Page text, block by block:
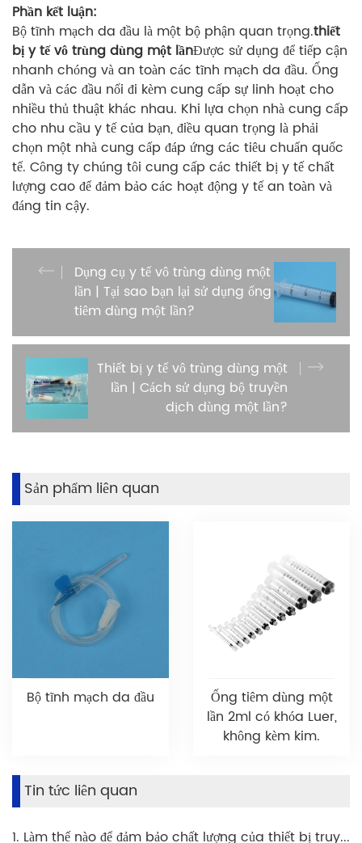
Phần kết luận:
Bộ tĩnh mạch da đầu là một bộ phận quan trọng.thiết
bị y tế vô trùng dùng một lầnĐược sử dụng để tiếp cận
nhanh chóng và an toàn các tĩnh mạch da đầu. Ống
dẫn và các đầu nối đi kèm cung cấp sự linh hoạt cho
nhiều thủ thuật khác nhau. Khi lựa chọn nhà cung cấp
cho nhu cầu y tế của bạn, điều quan trọng là phải
chọn một nhà cung cấp đáp ứng các tiêu chuẩn quốc
tế. Công ty chúng tôi cung cấp các thiết bị y tế chất
lượng cao để đảm bảo các hoạt động y tế an toàn và
đáng tin cậy.
Dụng cụ y tế vô trùng dùng một
lần | Tại sao bạn lại sử dụng ống
tiêm dùng một lần?
Thiết bị y tế vô trùng dùng một
lần | Cách sử dụng bộ truyền
dịch dùng một lần?
Sản phẩm liên quan
Bộ tĩnh mạch da đầu
Ống tiêm dùng một
lần 2ml có khóa Luer,
không kèm kim.
Tin tức liên quan
1. Làm thế nào để đảm bảo chất lượng của thiết bị truyền máu?